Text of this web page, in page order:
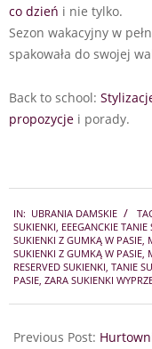
co dzień i nie tylko.
Sezon wakacyjny w
spakowała do swojej
Back to school:
propozycje i porady.
08-
20
IN: UBRANIA DAMSKIE
SUKIENKI EEEGANCKIE TANIE
SUKIENKI Z GUMKĄ W PASIE
SUKIENKI Z GUMKĄ W PASIE
RESERVED SUKIENKI TANIE
PASIE ZARA SUKIENKI
Previous Post: